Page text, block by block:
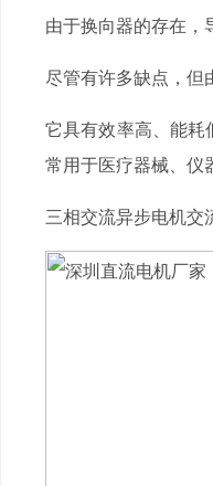
由于换向器的存在，
尽管有许多缺点，但
它具有效率高、能
常用于医疗器械、仪
三相交流异步电机交